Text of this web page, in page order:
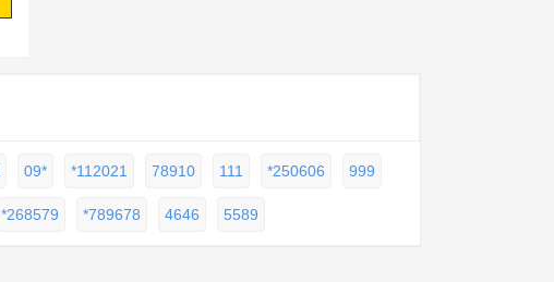
09* *112021 78910 111 *250606 999
*268579 *789678 4646 5589